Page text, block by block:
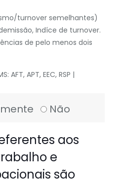
turnover semelhantes)
Indíce de turnover.
de pelo menos dois
AFT, APT, EEC, RSP |
Não
aos
e
são